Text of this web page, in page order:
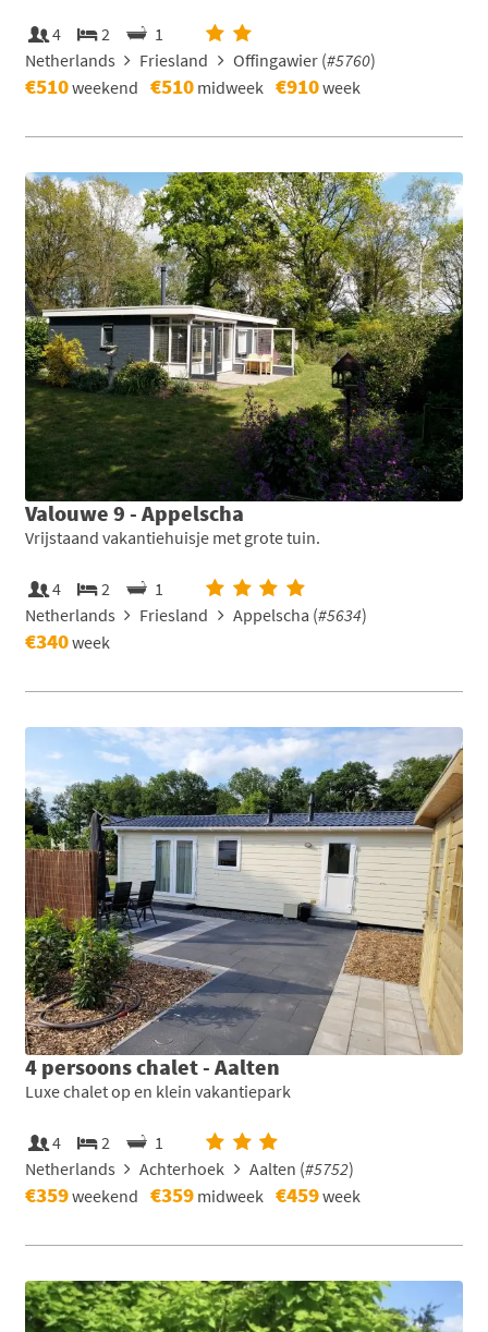
4 2
1
Netherlands
Friesland Offingawier (#5760)
€510weekend €510 midweek €910week
Valouwe 9 - Appelscha
Vrijstaand vakantiehuisje met grote tuin.
4 2
1
Netherlands
Friesland Appelscha (#5634)
€340week
4 persoons chalet - Aalten
Luxe chalet op en klein vakantiepark
4 2
1
Netherlands
Achterhoek Aalten (#5752)
€359weekend €359 midweek €459week